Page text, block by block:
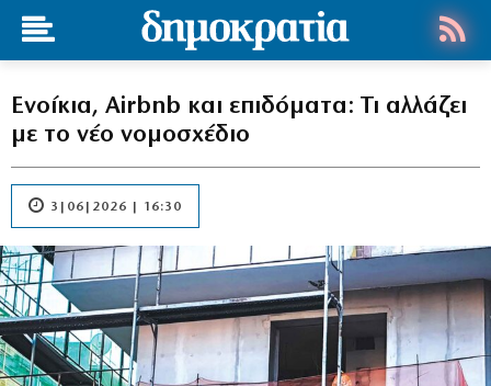
Ενοίκια, Airbnb και επιδόματα: Τι αλλάζει
με το νέο νομοσχέδιο
3|06|2026 | 16:30